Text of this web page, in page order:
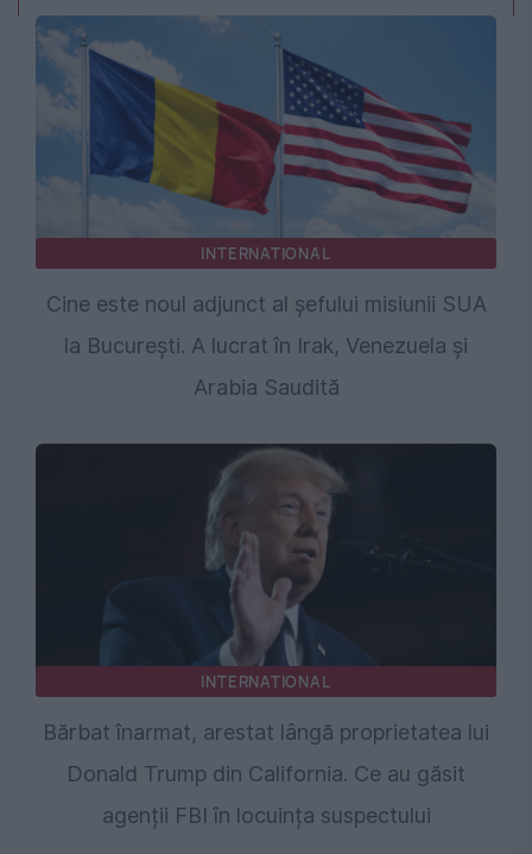
INTERNATIONAL
Cine este noul adjunct al șefului misiunii SUA
la București. A lucrat în Irak, Venezuela și
Arabia Saudită
INTERNATIONAL
Bărbat înarmat, arestat lângă proprietatea lui
Donald Trump din California. Ce au găsit
agenții FBI în locuința suspectului